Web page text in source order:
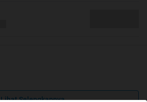
Lihat Selengkapnya